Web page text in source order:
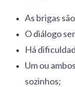
As brigas
O diálogo
Há
Um ou
sozinhos;